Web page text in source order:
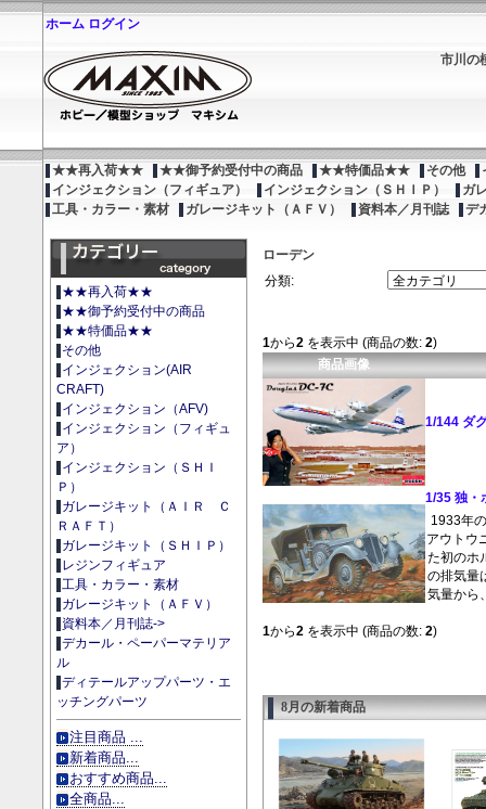
ホーム ログイン
市川の
★★再入荷★★ ★★御予約受付中の商品 ★★特価品★★ その他
インジェクション（フィギュア）
インジェクション（ＳＨＩＰ）
ガ
工具・カラー・素材
ガレージキット（ＡＦＶ） 資料本／月刊誌 デ
★★再入荷★★
★★御予約受付中の商品
★★特価品★★
その他
インジェクション(AIR
CRAFT)
インジェクション（AFV)
インジェクション（フィギュ
ア）
インジェクション（ＳＨＩ
Ｐ）
ガレージキット（ＡＩＲ Ｃ
ＲＡＦＴ）
ガレージキット（ＳＨＩＰ）
レジンフィギュア
工具・カラー・素材
ガレージキット（ＡＦＶ）
資料本／月刊誌->
デカール・ペーパーマテリア
ル
ディテールアップパーツ・エ
ッチングパーツ
注目商品 ...
新着商品...
おすすめ商品...
全商品...
ローデン
分類:
1から2 を表示中 (商品の数: 2)
商品画像
1/144 ダ
1/35 独・
1933年
アウトウ
た初のホ
の排気量
気量から
1から2 を表示中 (商品の数: 2)
8月の新着商品